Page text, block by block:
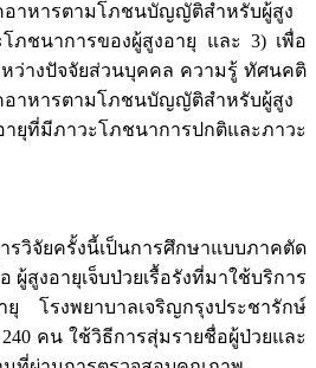
อาหารตามโภชนบัญญัติสำหรับผู้สูง
โภชนาการของผู้สูงอายุ และ 3) เพื่อ
ว่างปัจจัยส่วนบุคคล ความรู้ ทัศนคติ
อาหารตามโภชนบัญญัติสำหรับผู้สูง
มีภาวะโภชนาการปกติและภาวะ
รวิจัยครั้งนี้เป็นการศึกษาแบบภาคตัด
ผู้สูงอายุเจ็บป่วยเรื้อรังที่มาใช้บริการ
ยุ โรงพยาบาลเจริญกรุงประชารักษ์
คน ใช้วิธีการสุ่มรายชื่อผู้ป่วยและ